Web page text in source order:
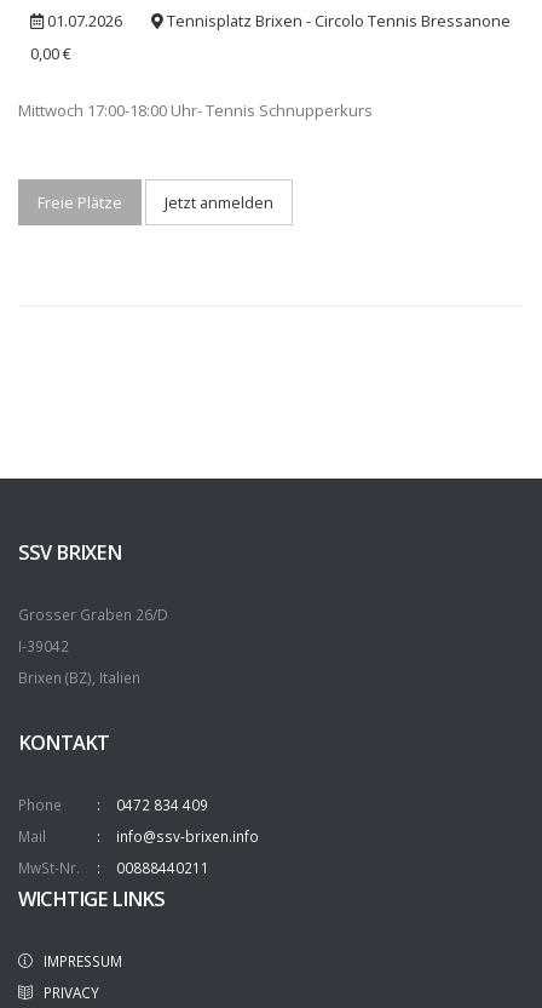
01.07.2026
Tennisplatz Brixen - Circolo Tennis Bressanone
0,00 €
Mittwoch 17:00-18:00 Uhr- Tennis Schnupperkurs
Freie Plätze Jetzt anmelden
SSV BRIXEN
Grosser Graben 26/D
I-39042
Brixen (BZ), Italien
KONTAKT
Phone
0472 834 409
Mail
info@ssv-brixen.info
MwSt-Nr.
00888440211
WICHTIGE LINKS
IMPRESSUM
PRIVACY